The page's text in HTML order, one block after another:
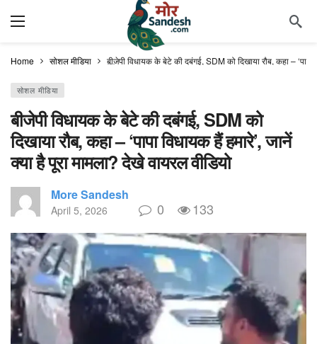
Home सोशल मीडिया बीजेपी विधायक के बेटे की दबंगई, SDM को दिखाया रौब, कहा – ‘पापा
सोशल मीडिया
बीजेपी विधायक के बेटे की दबंगई, SDM को
दिखाया रौब, कहा – ‘पापा विधायक हैं हमारे’, जानें
क्या है पूरा मामला? देखे वायरल वीडियो
More Sandesh
April 5, 2026 0 133